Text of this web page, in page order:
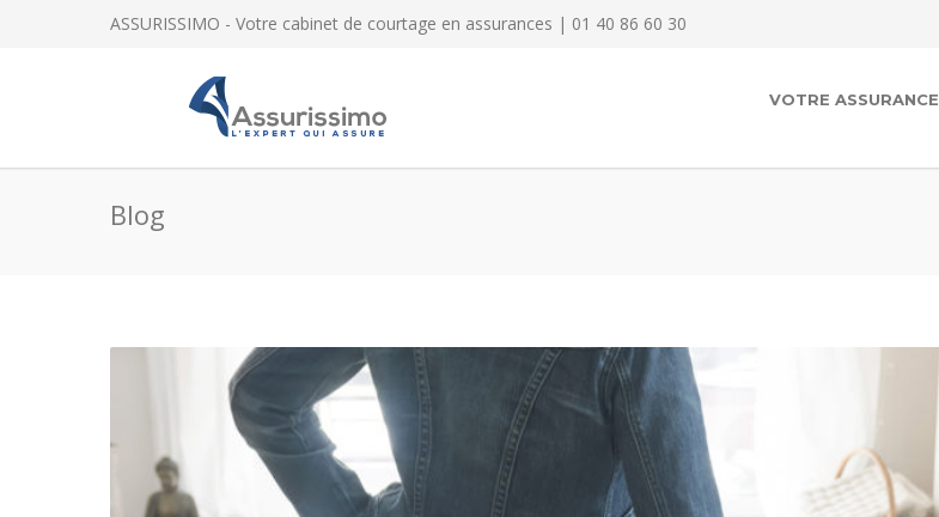
ASSURISSIMO - Votre cabinet de courtage en assurances | 01 40 86 60 30
VOTRE ASSURANCE
Blog